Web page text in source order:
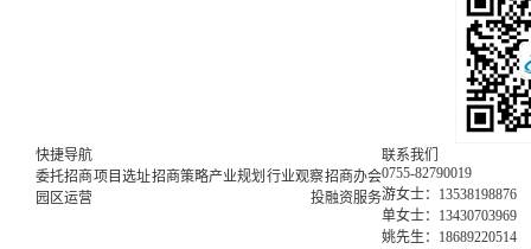
快捷导航
委托招商项目选址招商策略产业规划 行业观察招商办会
园区运营
投融资服务
联系我们
0755-82790019
游女士：13538198876
单女士：13430703969
姚先生：18689220514